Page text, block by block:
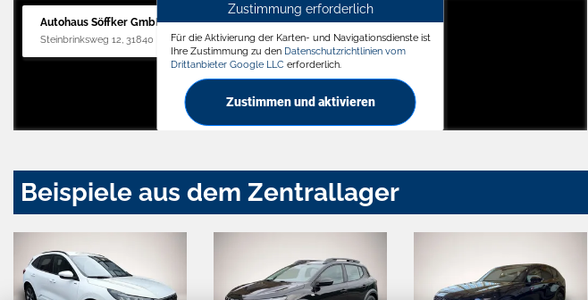
Autohaus Söffker GmbH
Steinbrinksweg 12, 31840 Hessisch Oldendorf
Zustimmung erforderlich
Für die Aktivierung der Karten- und Navigationsdienste ist
Ihre Zustimmung zu den Datenschutzrichtlinien vom
Drittanbieter Google LLC erforderlich.
Zustimmen und aktivieren
Beispiele aus dem Zentrallager